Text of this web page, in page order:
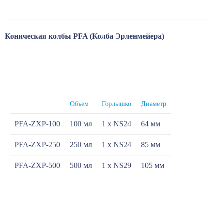
Коническая колбы PFA (Колба Эрленмейера)
Объем Горлышко Диаметр
PFA-ZXP-100 100 мл 1 х NS24 64 мм
PFA-ZXP-250 250 мл 1 х NS24 85 мм
PFA-ZXP-500 500 мл 1 х NS29 105 мм